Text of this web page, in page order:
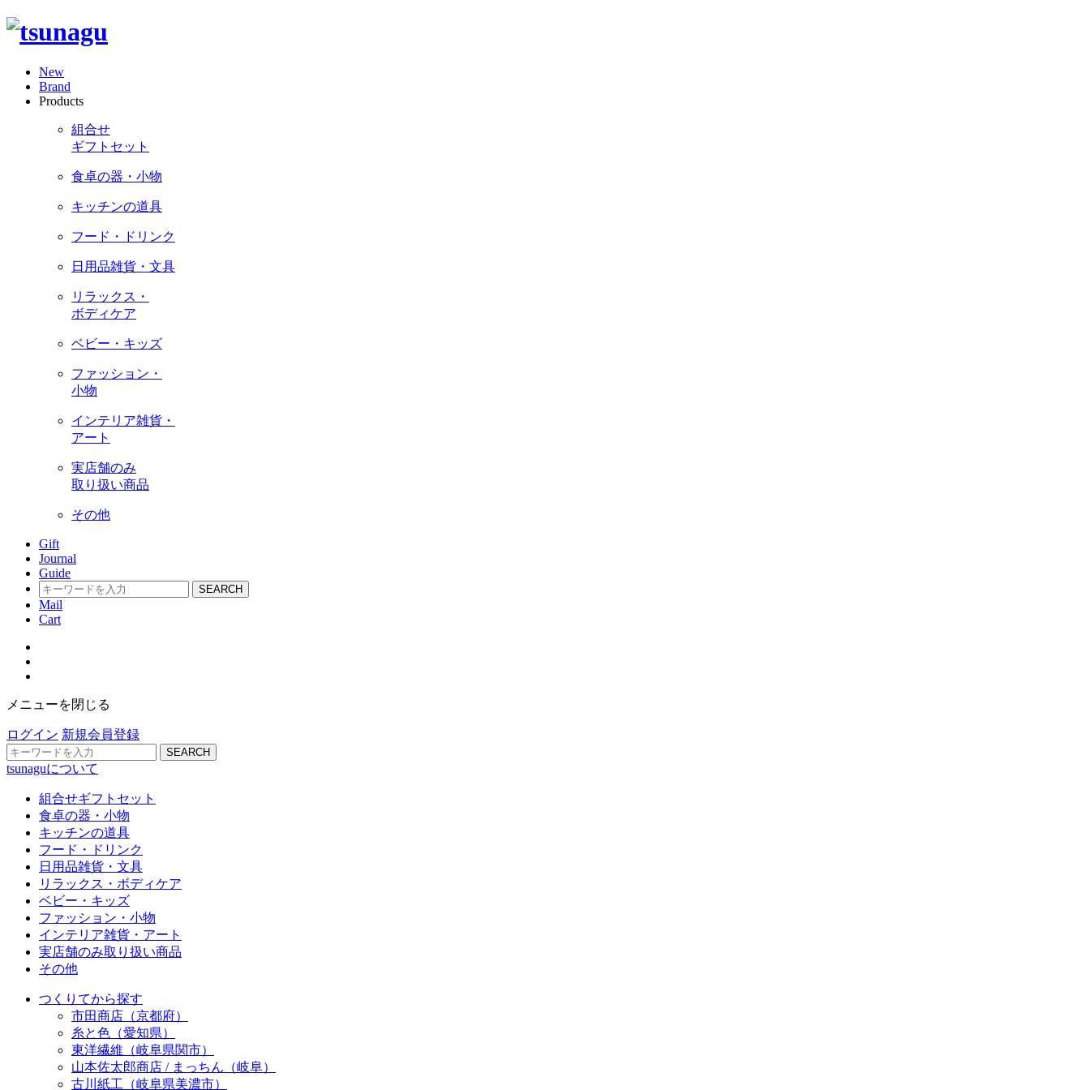
New
Brand
Products
組合せ
ギフトセット
食卓の器・小物
キッチンの道具
フード・ドリンク
日用品雑貨・文具
リラックス・
ボディケア
ベビー・キッズ
ファッション・
小物
インテリア雑貨・
アート
実店舗のみ
取り扱い商品
その他
Gift
Journal
Guide
SEARCH
Mail
Cart
メニューを閉じる
ログイン 新規会員登録
SEARCH
tsunaguについて
組合せギフトセット
食卓の器・小物
キッチンの道具
フード・ドリンク
日用品雑貨・文具
リラックス・ボディケア
ベビー・キッズ
ファッション・小物
インテリア雑貨・アート
実店舗のみ取り扱い商品
その他
つくりてから探す
市田商店（京都府）
糸と色（愛知県）
東洋繊維（岐阜県関市）
山本佐太郎商店 / まっちん（岐阜）
古川紙工（岐阜県美濃市）